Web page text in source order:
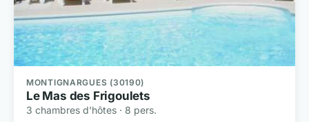
MONTIGNARGUES (30190)
Le Mas des Frigoulets
3 chambres d'hôtes · 8 pers.